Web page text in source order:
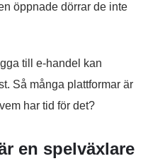
öppnade dörrar de inte
till e-handel kan
Så många plattformar är
har tid för det?
en spelväxlare